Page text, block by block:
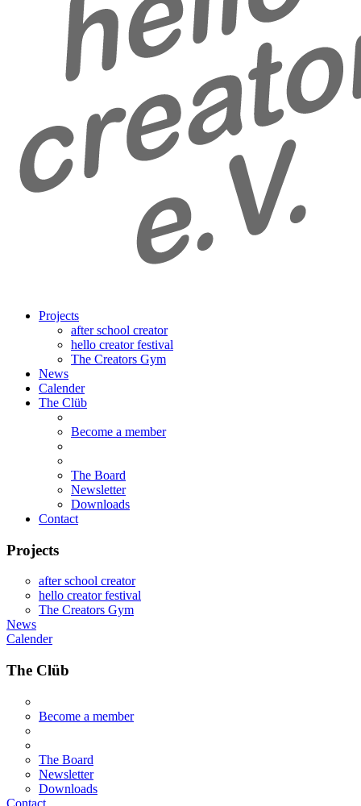
Projects
after school creator
hello creator festival
The Creators Gym
News
Calender
The Clüb
Become a member
The Board
Newsletter
Downloads
Contact
Projects
after school creator
hello creator festival
The Creators Gym
News
Calender
The Clüb
Become a member
The Board
Newsletter
Downloads
Contact